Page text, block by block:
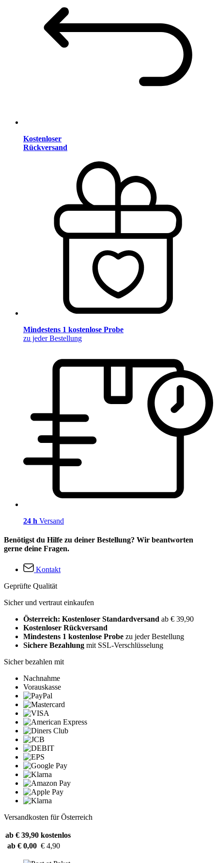
Kostenloser
Rückversand
Mindestens 1 kostenlose Probe
zu jeder Bestellung
24 h Versand
Benötigst du Hilfe zu deiner Bestellung? Wir beantworten
gerne deine Fragen.
Kontakt
Geprüfte Qualität
Sicher und vertraut einkaufen
Österreich: Kostenloser Standardversand ab € 39,90
Kostenloser Rückversand
Mindestens 1 kostenlose Probe zu jeder Bestellung
Sichere Bezahlung mit SSL-Verschlüsselung
Sicher bezahlen mit
Nachnahme
Vorauskasse
Versandkosten für Österreich
ab € 39,90 kostenlos
ab € 0,00 € 4,90